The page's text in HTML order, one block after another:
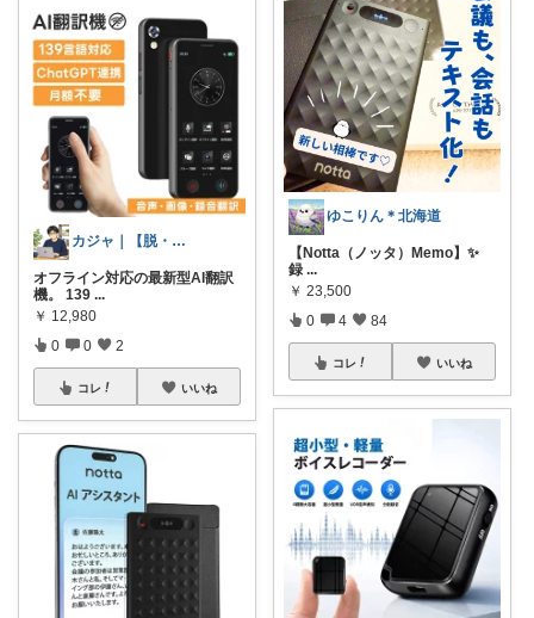
カジャ｜【脱・不便】家での仕事が激変する
オフライン対応の最新型AI翻訳
機。 139 ...
￥ 12,980
0 0 2
コレ いいね
ゆこりん＊北海道
【Notta（ノッタ）Memo】✨
録 ...
￥ 23,500
0 4 84
コレ いいね